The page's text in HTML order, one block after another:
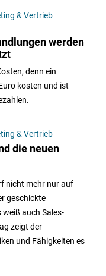
& Vertrieb
werden
denn ein
kosten und ist
& Vertrieb
die neuen
nicht mehr nur auf
geschickte
auch Sales-
zeigt der
und Fähigkeiten es